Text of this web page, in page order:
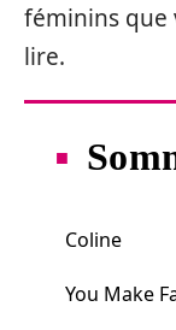
féminins que
lire.
Coline
You Make